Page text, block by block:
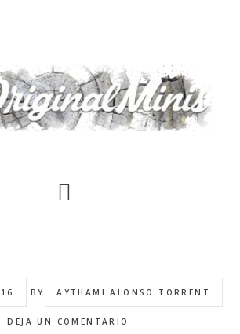
BY AYTHAMI ALONSO TORRENT
DEJA UN COMENTARIO